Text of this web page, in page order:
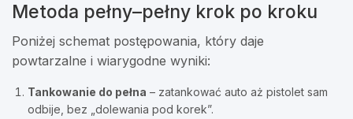
Metoda pełny–pełny krok po kroku
Poniżej schemat postępowania, który daje
powtarzalne i wiarygodne wyniki:
Tankowanie do pełna – zatankować auto aż pistolet sam
odbije, bez „dolewania pod korek”.